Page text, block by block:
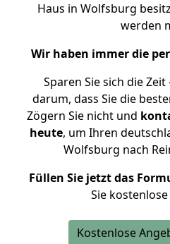
Haus in Wolfsburg
werden
Wir haben immer die
Sparen Sie sich die
darum, dass Sie die
Zögern Sie nicht und
heute, um Ihren
Wolfsburg nach
Füllen Sie jetzt das
Sie
Kostenlose